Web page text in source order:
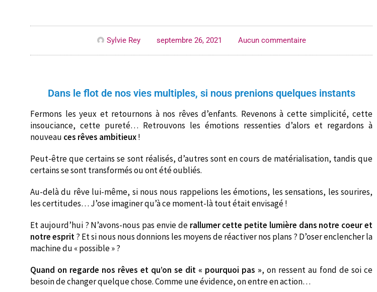
Sylvie Rey septembre 26, 2021 Aucun commentaire
Dans le flot de nos vies multiples, si nous prenions quelques instants
Fermons les yeux et retournons à nos rêves d’enfants. Revenons à cette simplicité, cette
insouciance, cette pureté… Retrouvons les émotions ressenties d’alors et regardons à
nouveau ces rêves ambitieux!
Peut-être que certains se sont réalisés, d’autres sont en cours de matérialisation, tandis que
certains se sont transformés ou ont été oubliés.
Au-delà du rêve lui-même, si nous nous rappelions les émotions, les sensations, les sourires,
les certitudes… J’ose imaginer qu’à ce moment-là tout était envisagé !
Et aujourd’hui ? N’avons-nous pas envie de rallumer cette petite lumière dans notre coeur et
notre esprit? Et si nous nous donnions les moyens de réactiver nos plans ? D’oser enclencher la
machine du « possible » ?
Quand on regarde nos rêves et qu’on se dit « pourquoi pas », on ressent au fond de soi ce
besoin de changer quelque chose. Comme une évidence, on entre en action…